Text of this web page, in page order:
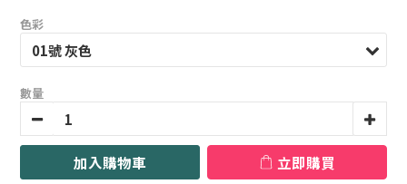
色彩
數量
加入購物車 立即購買